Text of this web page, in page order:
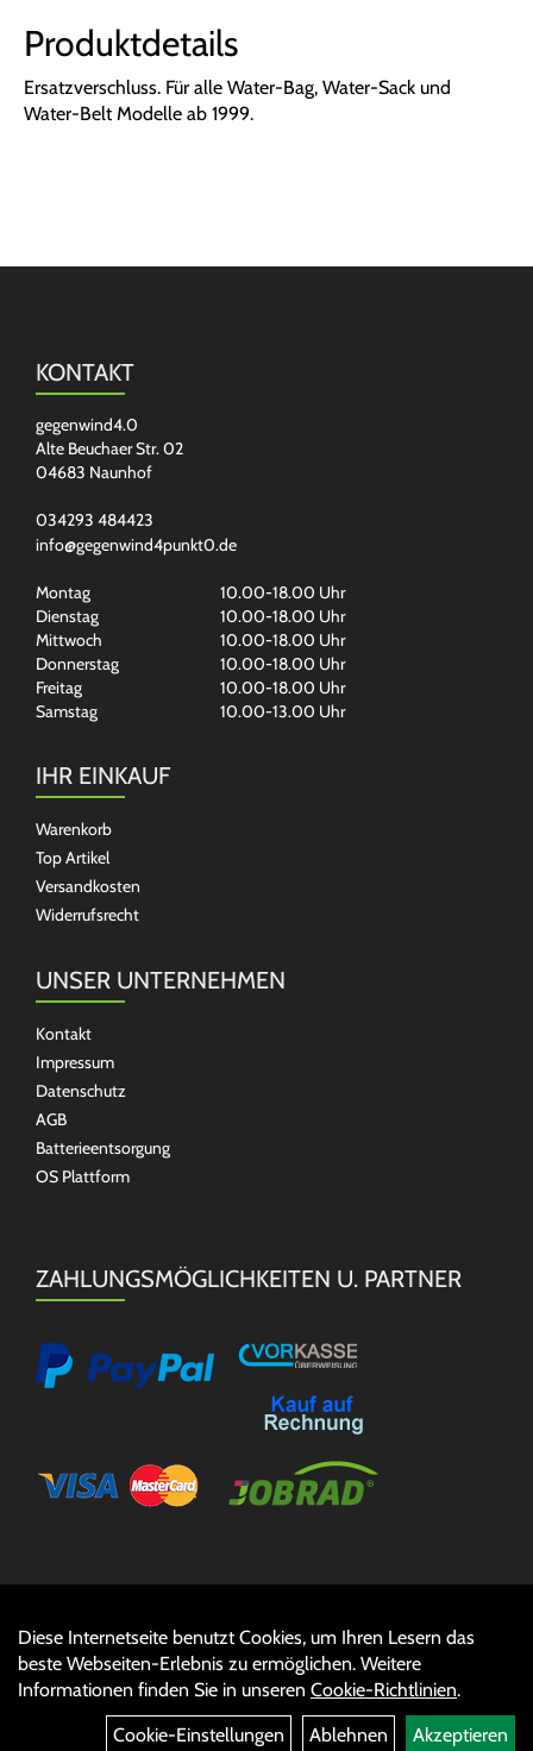
Produktdetails
Ersatzverschluss. Für alle Water-Bag, Water-Sack und
Water-Belt Modelle ab 1999.
KONTAKT
gegenwind4.0
Alte Beuchaer Str. 02
04683 Naunhof
034293 484423
info@gegenwind4punkt0.de
Montag
10.00-18.00 Uhr
Dienstag
10.00-18.00 Uhr
Mittwoch
10.00-18.00 Uhr
Donnerstag
10.00-18.00 Uhr
Freitag
10.00-18.00 Uhr
Samstag
10.00-13.00 Uhr
IHR EINKAUF
Warenkorb
Top Artikel
Versandkosten
Widerrufsrecht
UNSER UNTERNEHMEN
Kontakt
Impressum
Datenschutz
AGB
Batterieentsorgung
OS Plattform
ZAHLUNGSMÖGLICHKEITEN U. PARTNER
Diese Internetseite benutzt Cookies, um Ihren Lesern das
beste Webseiten-Erlebnis zu ermöglichen. Weitere
Informationen finden Sie in unseren Cookie-Richtlinien.
Cookie-Einstellungen
Ablehnen Akzeptieren
Auftrag widerrufen